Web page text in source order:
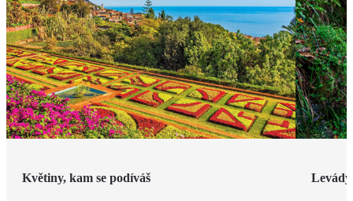
Květiny, kam se podíváš Levády